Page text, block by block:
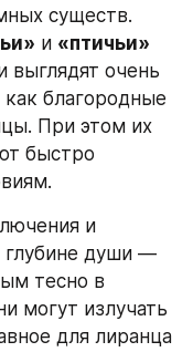
существ.
и «птичьи»
выглядят очень
благородные
При этом их
быстро
и
глубине души —
тесно в
могут излучать
для лиранца